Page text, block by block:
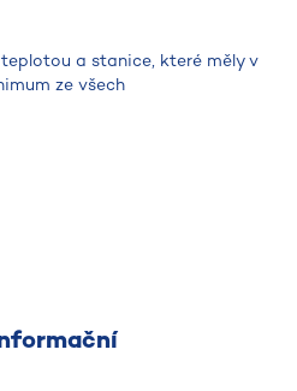
a stanice, které měly v
ze všech